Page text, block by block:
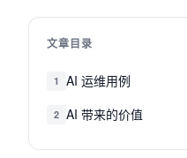
文章目录
1 AI 运维用例
2 AI 带来的价值